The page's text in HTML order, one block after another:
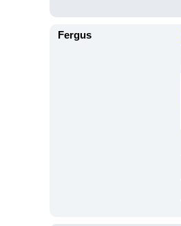
Fergus